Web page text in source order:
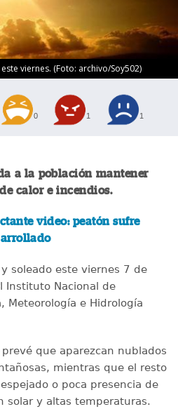
viernes. (Foto: archivo/Soy502)
0 1 1
a la población mantener
calor e incendios.
video: peatón sufre
arrollado
soleado este viernes 7 de
Instituto Nacional de
Meteorología e Hidrología
prevé que aparezcan nublados
mientras que el resto
o poca presencia de
solar y altas temperaturas.